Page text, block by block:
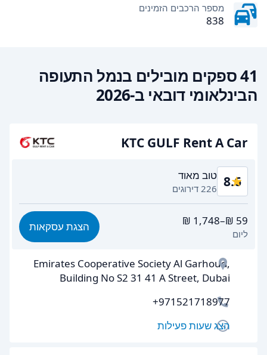
מספר הרכבים הזמינים
838
41 ספקים מובילים בנמל התעופה
הבינלאומי דובאי ב-2026
KTC GULF Rent A Car
8.6 טוב מאוד
226 דירוגים
8.4
קלות מציאה 8.7
יעילות הסוכן
מהירות החזרת הרכב
ליום
הצגת עסקאות
Emirates Cooperative Society Al Garhoud,
Building No S2 31 41 A Street, Dubai
+971521718977
הצג שעות פעילות